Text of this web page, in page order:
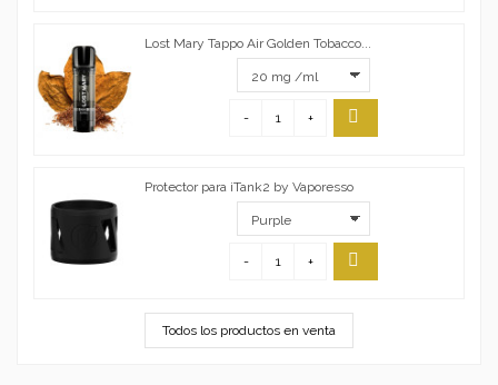
Lost Mary Tappo Air Golden Tobacco...
- +
Protector para iTank2 by Vaporesso
- +
Todos los productos en venta